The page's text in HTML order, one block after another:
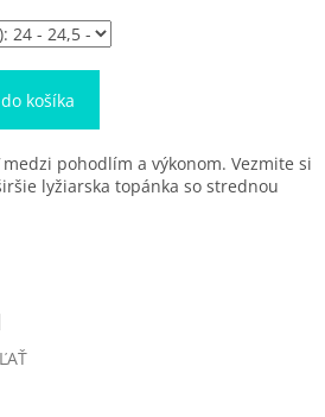
košíka
pohodlím a výkonom. Vezmite si
lyžiarska topánka so strednou